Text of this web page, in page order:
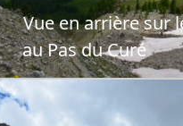
Vue en arrière sur
au Pas du Curé